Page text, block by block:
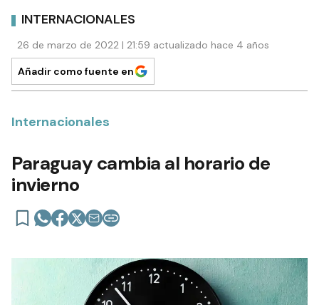
INTERNACIONALES
26 de marzo de 2022 | 21:59 actualizado hace 4 años
Añadir como fuente en
Internacionales
Paraguay cambia al horario de
invierno